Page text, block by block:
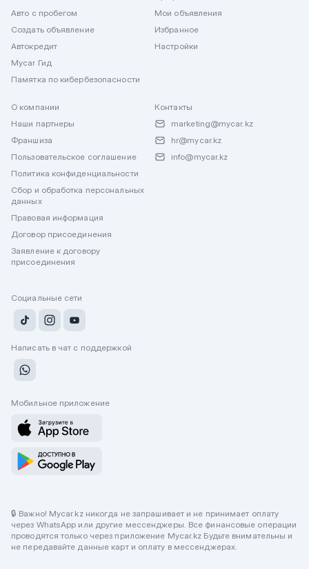
Авто с пробегом
Создать объявление
Автокредит
Mycar Гид
Памятка по кибербезопасности
Мои объявления
Избранное
Настройки
О компании
Наши партнеры
Франшиза
Пользовательское соглашение
Политика конфиденциальности
Сбор и обработка персональных
данных
Правовая информация
Договор присоединения
Заявление к договору
присоединения
Контакты
marketing@mycar.kz
hr@mycar.kz
info@mycar.kz
Социальные сети
Написать в чат с поддержкой
Мобильное приложение
🔒 Важно! Mycar.kz никогда не запрашивает и не принимает оплату
через WhatsApp или другие мессенджеры. Все финансовые операции
проводятся только через приложение Mycar.kz Будьте внимательны и
не передавайте данные карт и оплату в мессенджерах.